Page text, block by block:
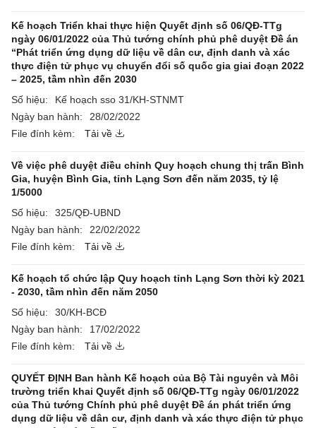
Kế hoạch Triển khai thực hiện Quyết định số 06/QĐ-TTg
ngày 06/01/2022 của Thủ tướng chính phủ phê duyệt Đề án
“Phát triển ứng dụng dữ liệu về dân cư, định danh và xác
thực điện tử phục vụ chuyển đổi số quốc gia giai đoạn 2022
– 2025, tầm nhìn đến 2030
Số hiệu:
Kế hoạch sso 31/KH-STNMT
Ngày ban hành:
28/02/2022
File đính kèm:
Tải về
Về việc phê duyệt điều chỉnh Quy hoạch chung thị trấn Bình
Gia, huyện Bình Gia, tỉnh Lạng Sơn đến năm 2035, tỷ lệ
1/5000
Số hiệu:
325/QĐ-UBND
Ngày ban hành:
22/02/2022
File đính kèm:
Tải về
Kế hoạch tổ chức lập Quy hoạch tỉnh Lạng Sơn thời kỳ 2021
- 2030, tầm nhìn đến năm 2050
Số hiệu:
30/KH-BCĐ
Ngày ban hành:
17/02/2022
File đính kèm:
Tải về
QUYẾT ĐỊNH Ban hành Kế hoạch của Bộ Tài nguyên và Môi
trường triển khai Quyết định số 06/QĐ-TTg ngày 06/01/2022
của Thủ tướng Chính phủ phê duyệt Đề án phát triển ứng
dụng dữ liệu về dân cư, định danh và xác thực điện tử phục